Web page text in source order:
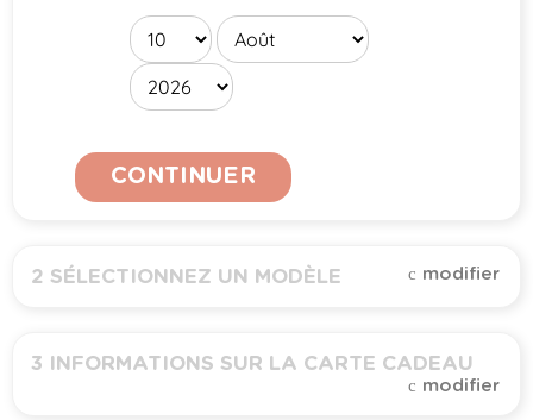
CONTINUER
2 SÉLECTIONNEZ UN MODÈLE modifier
3 INFORMATIONS SUR LA CARTE CADEAU
modifier